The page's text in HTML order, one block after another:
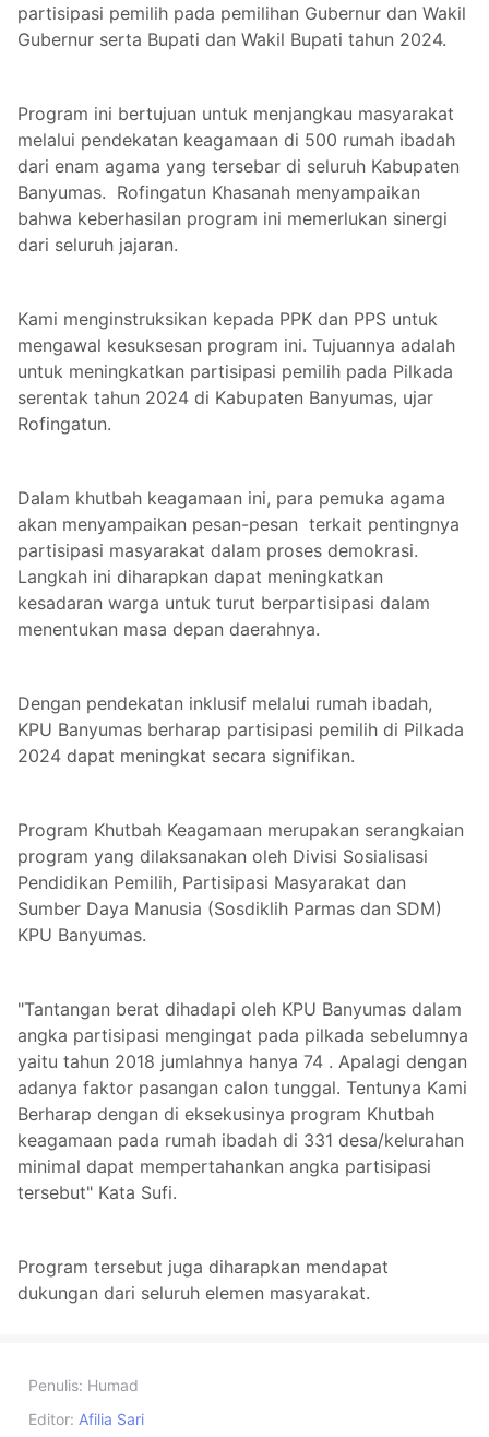
partisipasi pemilih pada pemilihan Gubernur dan Wakil
Gubernur serta Bupati dan Wakil Bupati tahun 2024.
Program ini bertujuan untuk menjangkau masyarakat
melalui pendekatan keagamaan di 500 rumah ibadah
dari enam agama yang tersebar di seluruh Kabupaten
Banyumas. Rofingatun Khasanah menyampaikan
bahwa keberhasilan program ini memerlukan sinergi
dari seluruh jajaran.
Kami menginstruksikan kepada PPK dan PPS untuk
mengawal kesuksesan program ini. Tujuannya adalah
untuk meningkatkan partisipasi pemilih pada Pilkada
serentak tahun 2024 di Kabupaten Banyumas, ujar
Rofingatun.
Dalam khutbah keagamaan ini, para pemuka agama
akan menyampaikan pesan-pesan terkait pentingnya
partisipasi masyarakat dalam proses demokrasi.
Langkah ini diharapkan dapat meningkatkan
kesadaran warga untuk turut berpartisipasi dalam
menentukan masa depan daerahnya.
Dengan pendekatan inklusif melalui rumah ibadah,
KPU Banyumas berharap partisipasi pemilih di Pilkada
2024 dapat meningkat secara signifikan.
Program Khutbah Keagamaan merupakan serangkaian
program yang dilaksanakan oleh Divisi Sosialisasi
Pendidikan Pemilih, Partisipasi Masyarakat dan
Sumber Daya Manusia (Sosdiklih Parmas dan SDM)
KPU Banyumas.
"Tantangan berat dihadapi oleh KPU Banyumas dalam
angka partisipasi mengingat pada pilkada sebelumnya
yaitu tahun 2018 jumlahnya hanya 74 . Apalagi dengan
adanya faktor pasangan calon tunggal. Tentunya Kami
Berharap dengan di eksekusinya program Khutbah
keagamaan pada rumah ibadah di 331 desa/kelurahan
minimal dapat mempertahankan angka partisipasi
tersebut" Kata Sufi.
Program tersebut juga diharapkan mendapat
dukungan dari seluruh elemen masyarakat.
Penulis: Humad
Editor: Afilia Sari